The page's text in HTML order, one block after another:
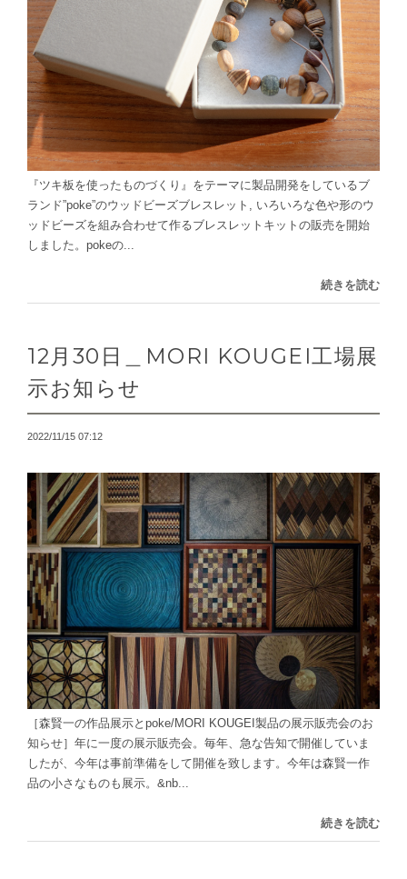
『ツキ板を使ったものづくり』をテーマに製品開発をしているブ
ランド”poke”のウッドビーズブレスレット, いろいろな色や形のウ
ッドビーズを組み合わせて作るブレスレットキットの販売を開始
しました。pokeの...
続きを読む
12月30日＿MORI KOUGEI工場展
示お知らせ
2022/11/15 07:12
［森賢一の作品展示とpoke/MORI KOUGEI製品の展示販売会のお
知らせ］年に一度の展示販売会。毎年、急な告知で開催していま
したが、今年は事前準備をして開催を致します。今年は森賢一作
品の小さなものも展示。&nb...
続きを読む